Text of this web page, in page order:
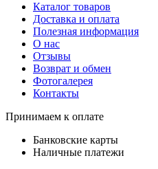
Каталог товаров
Доставка и оплата
Полезная информация
О нас
Отзывы
Возврат и обмен
Фотогалерея
Контакты
Принимаем к оплате
Банковские карты
Наличные платежи